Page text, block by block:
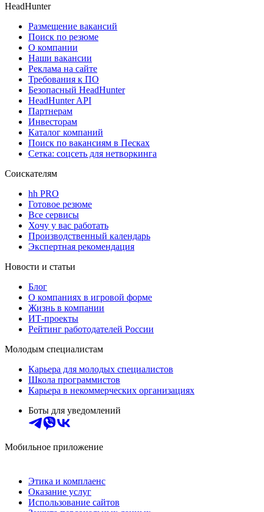
HeadHunter
Размещение вакансий
Поиск по резюме
О компании
Наши вакансии
Реклама на сайте
Требования к ПО
Безопасный HeadHunter
HeadHunter API
Партнерам
Инвесторам
Каталог компаний
Поиск по вакансиям в Песках
Сетка: соцсеть для нетворкинга
Соискателям
hh PRO
Готовое резюме
Все сервисы
Хочу у вас работать
Производственный календарь
Экспертная рекомендация
Новости и статьи
Блог
О компаниях в игровой форме
Жизнь в компании
ИТ-проекты
Рейтинг работодателей России
Молодым специалистам
Карьера для молодых специалистов
Школа программистов
Карьера в некоммерческих организациях
Боты для уведомлений
Мобильное приложение
Этика и комплаенс
Оказание услуг
Использование сайтов